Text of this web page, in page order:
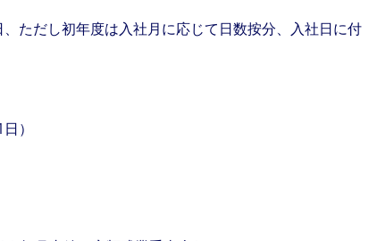
ただし初年度は入社月に応じて日数按分、入社日に付
）